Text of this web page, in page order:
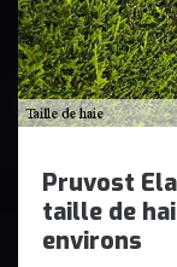
Pruvost
taille de
environs